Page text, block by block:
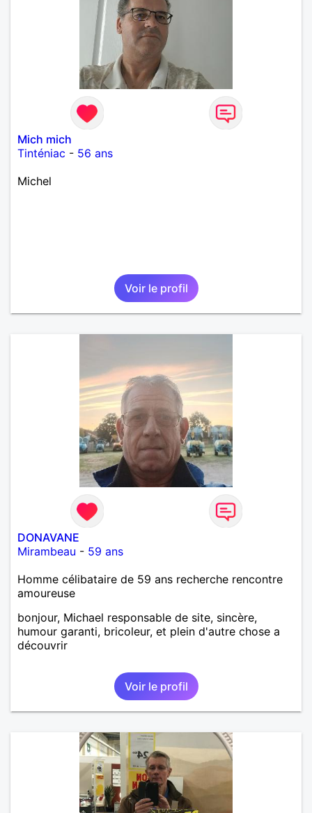
Mich mich
Tinténiac - 56 ans
Michel
Voir le profil
DONAVANE
Mirambeau - 59 ans
Homme célibataire de 59 ans recherche rencontre
amoureuse
bonjour, Michael responsable de site, sincère,
humour garanti, bricoleur, et plein d'autre chose a
découvrir
Voir le profil